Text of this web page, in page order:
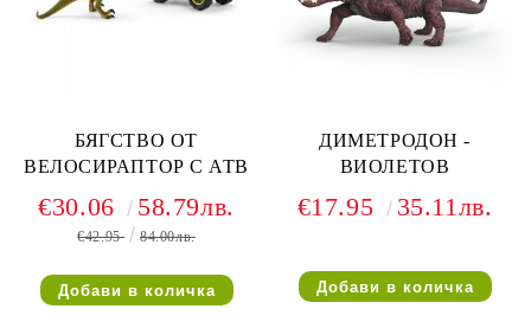
БЯГСТВО ОТ
ВЕЛОСИРАПТОР С АТВ
€30.06 58.79лв.
€42.95 84.00лв.
ДИМЕТРОДОН -
ВИОЛЕТОВ
€17.95 35.11лв.